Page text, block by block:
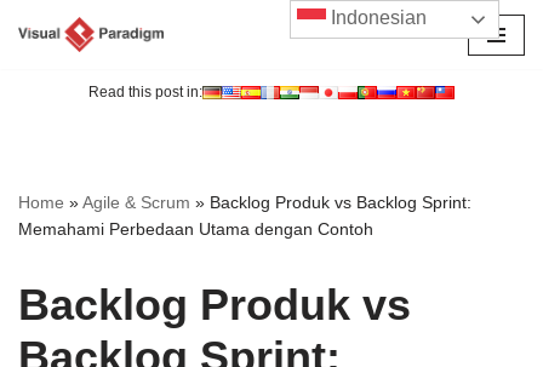
Read this post in:
Home »Agile & Scrum » Backlog Produk vs Backlog Sprint:
Memahami Perbedaan Utama dengan Contoh
Backlog Produk vs
Backlog Sprint:
Indonesian